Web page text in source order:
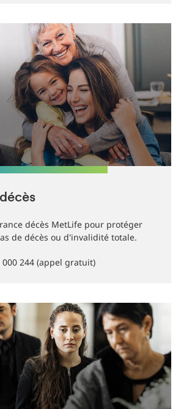
décès MetLife pour protéger
de décès ou d'invalidité totale.
000 244 (appel gratuit)